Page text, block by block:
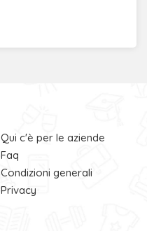
Qui c'è per le aziende
Faq
Condizioni generali
Privacy